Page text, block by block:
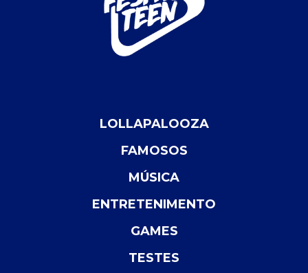
LOLLAPALOOZA
FAMOSOS
MÚSICA
ENTRETENIMENTO
GAMES
TESTES